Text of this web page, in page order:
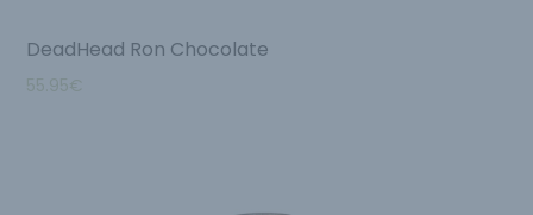
DeadHead Ron Chocolate
55.95€